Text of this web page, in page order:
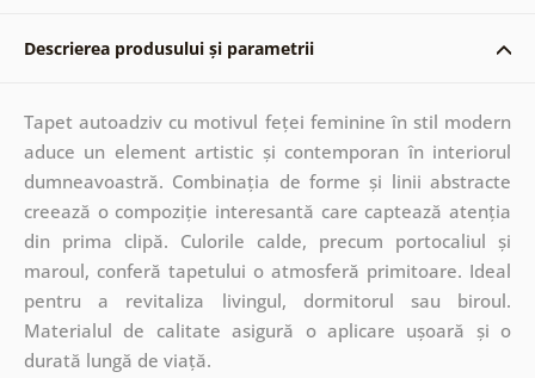
Descrierea produsului și parametrii
Tapet autoadziv cu motivul feței feminine în stil modern
aduce un element artistic și contemporan în interiorul
dumneavoastră. Combinația de forme și linii abstracte
creează o compoziție interesantă care captează atenția
din prima clipă. Culorile calde, precum portocaliul și
maroul, conferă tapetului o atmosferă primitoare. Ideal
pentru a revitaliza livingul, dormitorul sau biroul.
Materialul de calitate asigură o aplicare ușoară și o
durată lungă de viață.